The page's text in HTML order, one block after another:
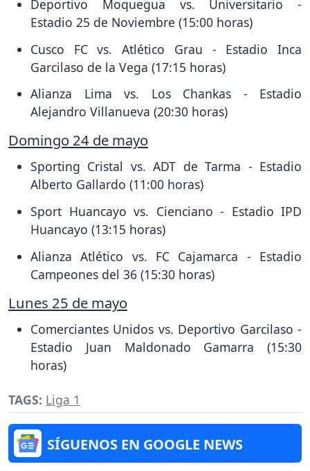
Deportivo Moquegua vs. Universitario -
Estadio 25 de Noviembre (15:00 horas)
Cusco FC vs. Atlético Grau - Estadio Inca
Garcilaso de la Vega (17:15 horas)
Alianza Lima vs. Los Chankas - Estadio
Alejandro Villanueva (20:30 horas)
Domingo 24 de mayo
Sporting Cristal vs. ADT de Tarma - Estadio
Alberto Gallardo (11:00 horas)
Sport Huancayo vs. Cienciano - Estadio IPD
Huancayo (13:15 horas)
Alianza Atlético vs. FC Cajamarca - Estadio
Campeones del 36 (15:30 horas)
Lunes 25 de mayo
Comerciantes Unidos vs. Deportivo Garcilaso -
Estadio Juan Maldonado Gamarra (15:30
horas)
TAGS: Liga 1
SÍGUENOS EN GOOGLE NEWS